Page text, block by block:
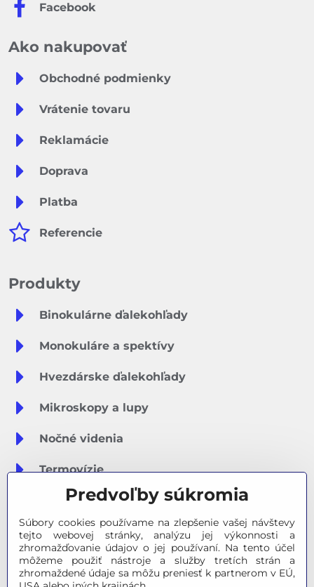
Facebook
Ako nakupovať
Obchodné podmienky
Vrátenie tovaru
Reklamácie
Doprava
Platba
Referencie
Produkty
Binokulárne ďalekohľady
Monokuláre a spektívy
Hvezdárske ďalekohľady
Mikroskopy a lupy
Nočné videnia
Termovízie
Meteostanice
Značky
Výpredaj
Predvoľby súkromia
Súbory cookies používame na zlepšenie vašej návštevy
tejto webovej stránky, analýzu jej výkonnosti a
zhromažďovanie údajov o jej používaní. Na tento účel
môžeme použiť nástroje a služby tretích strán a
zhromaždené údaje sa môžu preniesť k partnerom v EÚ,